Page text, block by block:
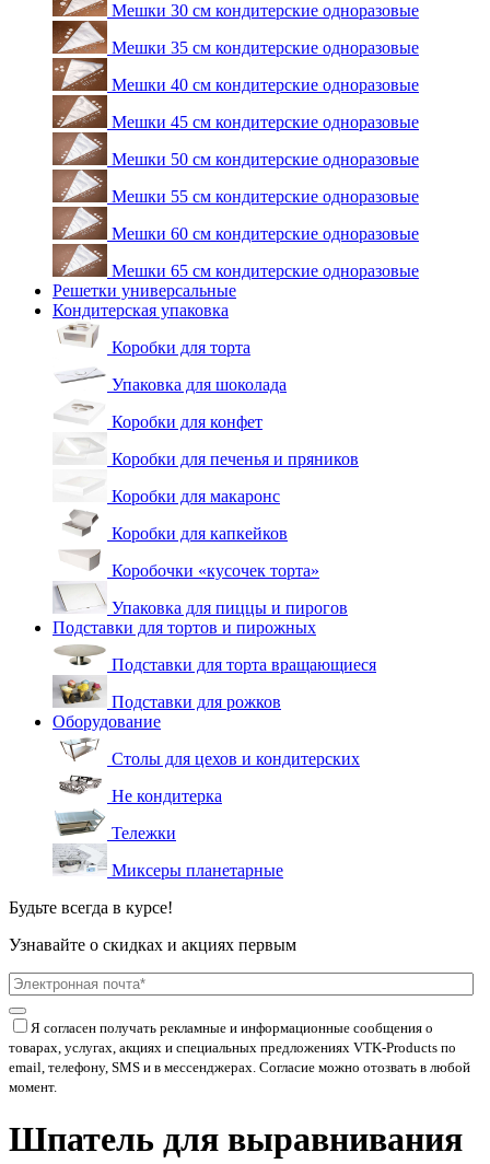
Мешки 30 см кондитерские одноразовые
Мешки 35 см кондитерские одноразовые
Мешки 40 см кондитерские одноразовые
Мешки 45 см кондитерские одноразовые
Мешки 50 см кондитерские одноразовые
Мешки 55 см кондитерские одноразовые
Мешки 60 см кондитерские одноразовые
Мешки 65 см кондитерские одноразовые
Решетки универсальные
Кондитерская упаковка
Коробки для торта
Упаковка для шоколада
Коробки для конфет
Коробки для печенья и пряников
Коробки для макаронс
Коробки для капкейков
Коробочки «кусочек торта»
Упаковка для пиццы и пирогов
Подставки для тортов и пирожных
Подставки для торта вращающиеся
Подставки для рожков
Оборудование
Столы для цехов и кондитерских
Не кондитерка
Тележки
Миксеры планетарные
Будьте всегда в курсе!
Узнавайте о скидках и акциях первым
Я согласен получать рекламные и информационные сообщения о
товарах, услугах, акциях и специальных предложениях VTK-Products по
email, телефону, SMS и в мессенджерах. Согласие можно отозвать в любой
момент.
Шпатель для выравнивания